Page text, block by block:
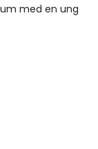
med en ung